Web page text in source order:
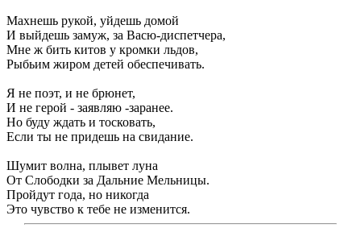
Махнешь рукой, уйдешь домой
И выйдешь замуж, за Васю-диспетчера,
Мне ж бить китов у кромки льдов,
Рыбьим жиром детей обеспечивать.
Я не поэт, и не брюнет,
И не герой - заявляю -заранее.
Но буду ждать и тосковать,
Если ты не придешь на свидание.
Шумит волна, плывет луна
От Слободки за Дальние Мельницы.
Пройдут года, но никогда
Это чувство к тебе не изменится.